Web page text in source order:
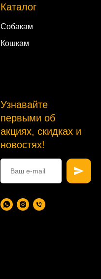
Каталог
Собакам
Кошкам
Узнавайте
первыми об
акциях, скидках и
новостях!